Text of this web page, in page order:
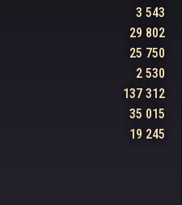
3 543
29 802
25 750
2 530
137 312
35 015
19 245